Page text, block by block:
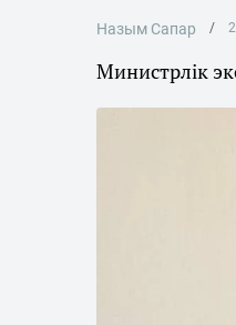
Назым Сапар
Министрлік